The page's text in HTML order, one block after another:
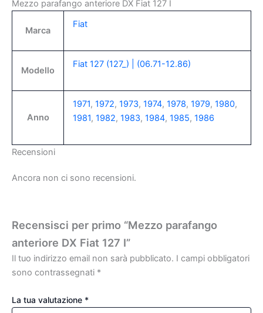
Mezzo parafango anteriore DX Fiat 127 I
Marca
Fiat
Modello
Fiat 127 (127_) | (06.71-12.86)
Anno
1971, 1972, 1973, 1974, 1978, 1979, 1980,
1981, 1982, 1983, 1984, 1985, 1986
Recensioni
Ancora non ci sono recensioni.
Recensisci per primo “Mezzo parafango
anteriore DX Fiat 127 I”
Il tuo indirizzo email non sarà pubblicato. I campi obbligatori
sono contrassegnati *
La tua valutazione *